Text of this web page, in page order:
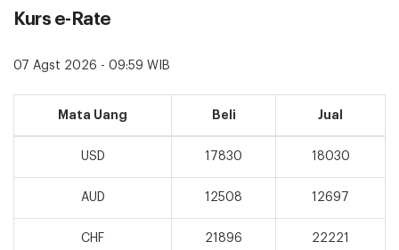
Kurs e-Rate
07 Agst 2026 - 09:59 WIB
Mata Uang Beli Jual
USD 17830 18030
AUD 12508 12697
CHF 21896 22221